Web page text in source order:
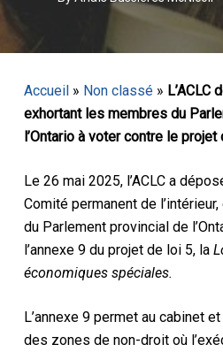
Accueil» Non classé» L’ACLC
exhortant les membres du
l’Ontario à voter contre le projet
Le 26 mai 2025, l’ACLC a
Comité permanent de
du Parlement provincial de
l’annexe 9 du projet de loi 5, la
économiques spéciales.
L’annexe 9 permet au cabinet
des zones de non-droit où